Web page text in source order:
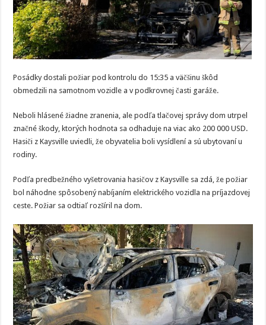
Posádky dostali požiar pod kontrolu do 15:35 a väčšinu škôd
obmedzili na samotnom vozidle a v podkrovnej časti garáže.
Neboli hlásené žiadne zranenia, ale podľa tlačovej správy dom utrpel
značné škody, ktorých hodnota sa odhaduje na viac ako 200 000 USD.
Hasiči z Kaysville uviedli, že obyvatelia boli vysídlení a sú ubytovaní u
rodiny.
Podľa predbežného vyšetrovania hasičov z Kaysville sa zdá, že požiar
bol náhodne spôsobený nabíjaním elektrického vozidla na príjazdovej
ceste. Požiar sa odtiaľ rozšíril na dom.